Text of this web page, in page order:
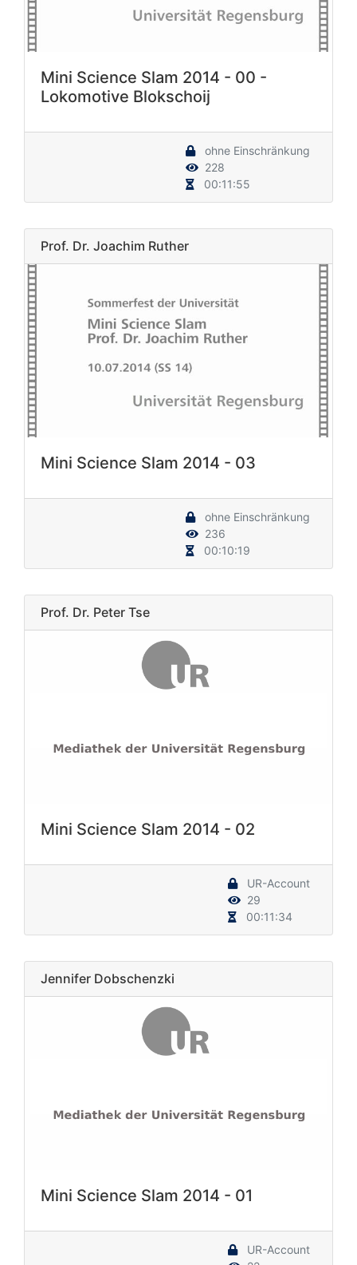
Mini Science Slam 2014 - 00 -
Lokomotive Blokschoij
ohne Einschränkung
228
00:11:55
Prof. Dr. Joachim Ruther
Mini Science Slam 2014 - 03
ohne Einschränkung
236
00:10:19
Prof. Dr. Peter Tse
Mini Science Slam 2014 - 02
UR-Account
29
00:11:34
Jennifer Dobschenzki
Mini Science Slam 2014 - 01
UR-Account